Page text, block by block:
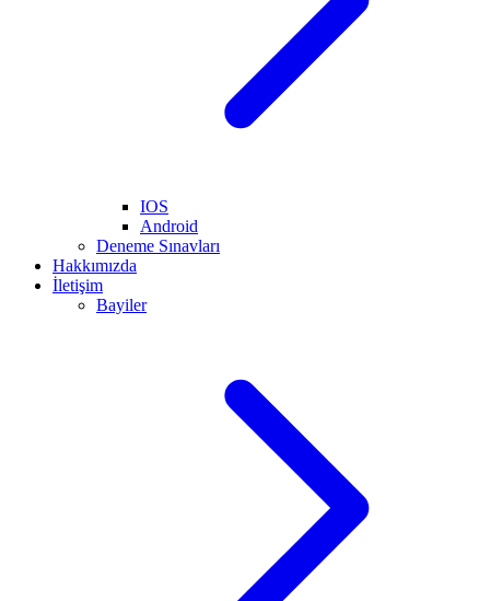
IOS
Android
Deneme Sınavları
Hakkımızda
İletişim
Bayiler